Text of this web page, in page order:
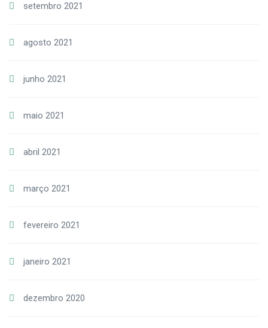
setembro 2021
agosto 2021
junho 2021
maio 2021
abril 2021
março 2021
fevereiro 2021
janeiro 2021
dezembro 2020